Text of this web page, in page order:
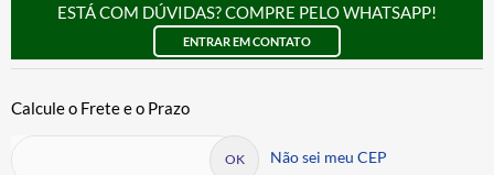
ESTÁ COM DÚVIDAS? COMPRE PELO WHATSAPP!
ENTRAR EM CONTATO
Não sei meu CEP